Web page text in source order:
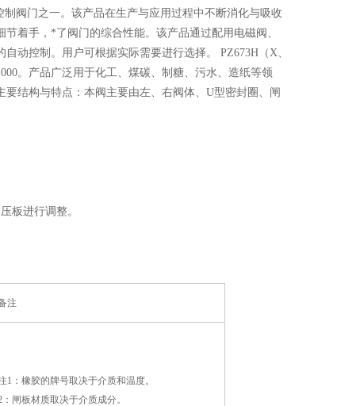
阀门之一。该产品在生产与应用过程中不断消化与吸收
着手，*了阀门的综合性能。该产品通过配用电磁阀、
动控制。用户可根据实际需要进行选择。 PZ673H（X、
。产品广泛用于化工、煤碳、制糖、污水、造纸等领
结构与特点：本阀主要由左、右阀体、U型密封圈、闸
板进行调整。
注
1：橡胶的牌号取决于介质和温度。
：闸板材质取决于介质成分。